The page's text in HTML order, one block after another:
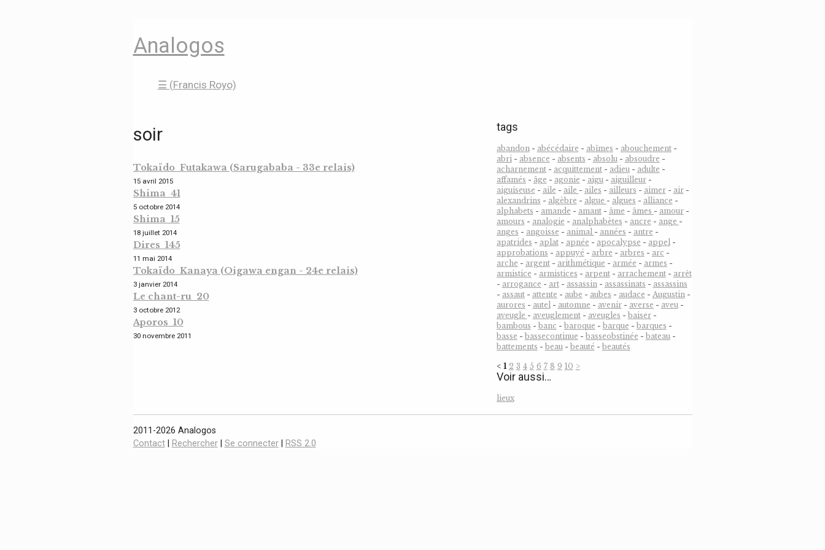
Analogos
☰ (Francis Royo)
soir
Tokaïdo Futakawa (Sarugababa - 33e relais)
15 avril 2015
Shima 41
5 octobre 2014
Shima 15
18 juillet 2014
Dires 145
11 mai 2014
Tokaïdo Kanaya (Oigawa engan - 24e relais)
3 janvier 2014
Le chant-ru 20
3 octobre 2012
Aporos 10
30 novembre 2011
tags
abandon- abécédaire - abîmes - abouchement-
abri- absence - absents - absolu- absoudre -
acharnement- acquittement- adieu- adulte -
affamés - âge - agonie - aigu- aiguilleur-
aiguiseuse - aile - aile - ailes - ailleurs - aimer- air-
alexandrins - algèbre - algue - algues - alliance -
alphabets - amande - amant- âme - âmes - amour-
amours - analogie - analphabètes - ancre - ange -
anges - angoisse - animal - années - antre -
apatrides - aplat- apnée - apocalypse - appel-
approbations - appuyé - arbre - arbres - arc -
arche - argent- arithmétique - armée - armes -
armistice - armistices - arpent- arrachement- arrêt
- arrogance - art- assassin- assassinats - assassins
- assaut- attente - aube - aubes - audace - Augustin-
aurores - autel- automne - avenir- averse - aveu-
aveugle - aveuglement- aveugles - baiser-
bambous - banc - baroque - barque - barques -
basse - bassecontinue - basseobstinée - bateau-
battements - beau- beauté - beautés
< 1 2 3 4 5 6 7 8 9 10 >
Voir aussi…
lieux
2011-2026 Analogos
Contact| Rechercher| Se connecter| RSS 2.0